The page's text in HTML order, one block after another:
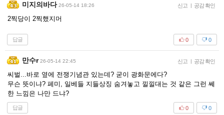
미지의바다 26-05-14 18:26 신고 | 공감 확인
2찍당이 2찍했지머
답글 0
0
만수r 26-05-14 22:45 신고 | 공감 확인
씨벌...바로 옆에 전쟁기념관 있는데? 굳이 광화문에다?
무슨 뜻이냐? 페미, 일베들 지들상징 숨겨놓고 낄낄대는 것 같은 그런 쎄
한 느낌은 나만 드냐?
답글 0
0